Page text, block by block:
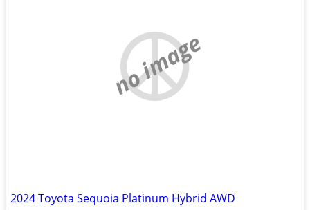
no image
2024 Toyota Sequoia Platinum Hybrid AWD